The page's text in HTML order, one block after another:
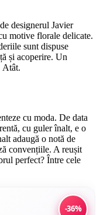
designerul Javier
motive florale delicate.
sunt dispuse
și acoperire. Un
Atât.
cu moda. De data
cu guler înalt, e o
adaugă o notă de
convențiile. A reușit
perfect? Între cele
-36%